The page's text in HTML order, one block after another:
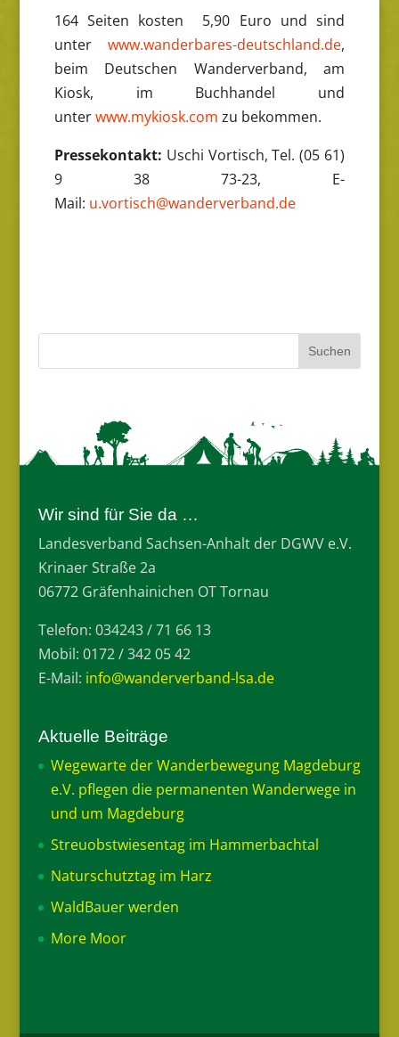
164 Seiten kosten 5,90 Euro und sind
unterwww.wanderbares-deutschland.de,
beim Deutschen Wanderverband, am
Kiosk, im Buchhandel und
unterwww.mykiosk.com zu bekommen.
Pressekontakt: Uschi Vortisch, Tel. (05 61)
9 38 73-23, E-
Mail: u.vortisch@wanderverband.de
Wir sind für Sie da …
Landesverband Sachsen-Anhalt der DGWV e.V.
Krinaer Straße 2a
06772 Gräfenhainichen OT Tornau
Telefon: 034243 / 71 66 13
Mobil: 0172 / 342 05 42
E-Mail: info@wanderverband-lsa.de
Aktuelle Beiträge
Wegewarte der Wanderbewegung Magdeburg
e.V. pflegen die permanenten Wanderwege in
und um Magdeburg
Streuobstwiesentag im Hammerbachtal
Naturschutztag im Harz
WaldBauer werden
More Moor